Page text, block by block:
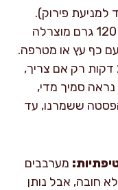
למניעת פירוק).
מוסיפים בהדרגה 220 גרם צ’דר, 120 גרם מוצרלה
עם כף עץ או מטרפה.
מחזירים לאש נמוכה מאוד ל-1–2 דקות רק אם צריך,
סמיך מדי,
בישול הפסטה ששמרנו, עד
מערבבים
לא חובה, אבל נותן